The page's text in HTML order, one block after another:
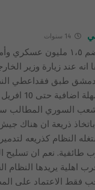
14 سنوات
ميشال كيلو: نظام يضم ١،٥
انه عند زيارة وزير
دمشق طبق فقداعطي
السرطاني
السوري المطالب
ذريعة ان هناك
النظام كذريعه
طائفية. نعم ان تسليح
حرب اهلية يريدها
فقط الاعتماد على